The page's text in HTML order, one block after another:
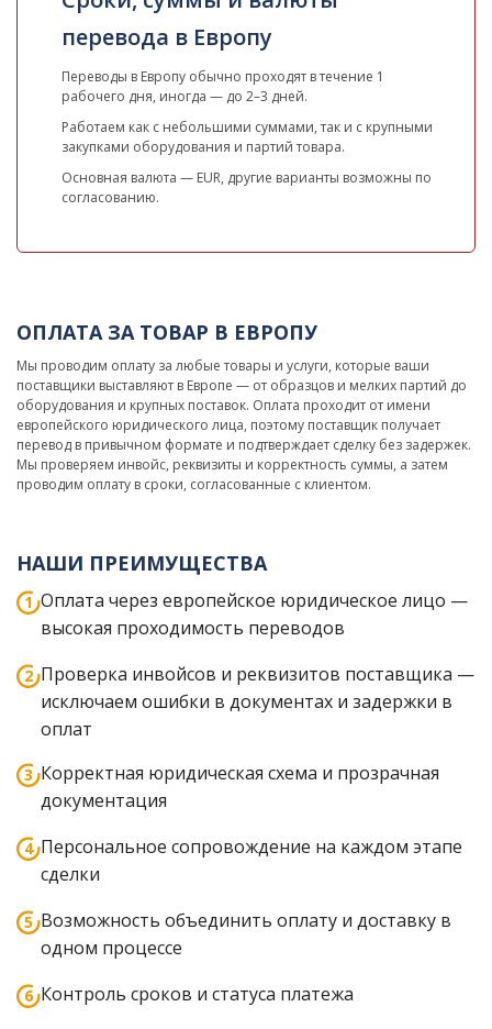
перевода в Европу
Переводы в Европу обычно проходят в течение 1
рабочего дня, иногда — до 2–3 дней.
Работаем как с небольшими суммами, так и с крупными
закупками оборудования и партий товара.
Основная валюта — EUR, другие варианты возможны по
согласованию.
ОПЛАТА ЗА ТОВАР В ЕВРОПУ
Мы проводим оплату за любые товары и услуги, которые ваши
поставщики выставляют в Европе — от образцов и мелких партий до
оборудования и крупных поставок. Оплата проходит от имени
европейского юридического лица, поэтому поставщик получает
перевод в привычном формате и подтверждает сделку без задержек.
Мы проверяем инвойс, реквизиты и корректность суммы, а затем
проводим оплату в сроки, согласованные с клиентом.
НАШИ ПРЕИМУЩЕСТВА
Оплата через европейское юридическое лицо —
высокая проходимость переводов
Проверка инвойсов и реквизитов поставщика —
исключаем ошибки в документах и задержки в
оплат
Корректная юридическая схема и прозрачная
документация
Персональное сопровождение на каждом этапе
сделки
Возможность объединить оплату и доставку в
одном процессе
Контроль сроков и статуса платежа